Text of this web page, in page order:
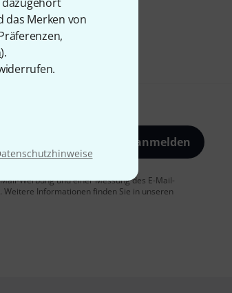
das Merken von
).
Jetzt anmelden
Werbung und einer Messung des E-Mail-
Informationen finden Sie in unseren